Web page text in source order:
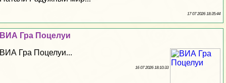
17 07 2026 18:35:44
ВИА Гра Поцелуи
ВИА Гра Поцелуи...
16 07 2026 18:10:33